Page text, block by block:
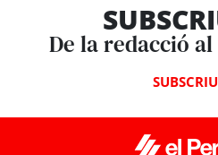
De la redacció